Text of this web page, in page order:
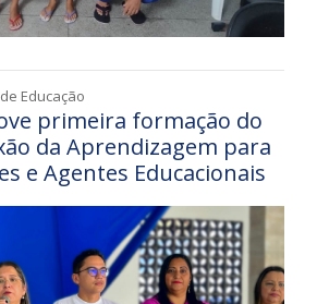
Educação
primeira formação do
da Aprendizagem para
e Agentes Educacionais